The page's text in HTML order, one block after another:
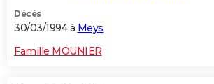
Décès
30/03/1994 à Meys
Famille MOUNIER